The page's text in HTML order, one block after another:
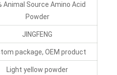
Animal Source Amino Acid
Powder
JINGFENG
package, OEM product
Light yellow powder